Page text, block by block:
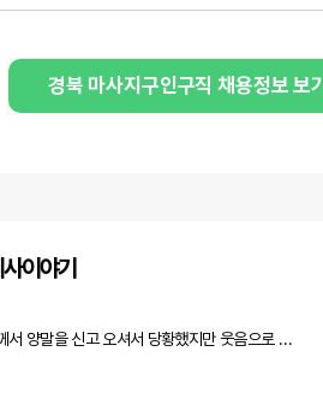
경북 마사지구인구직 채용정보 보기
이야기
손님께서 양말을 신고 오셔서 당황했지만 웃음으로 넘긴 하루